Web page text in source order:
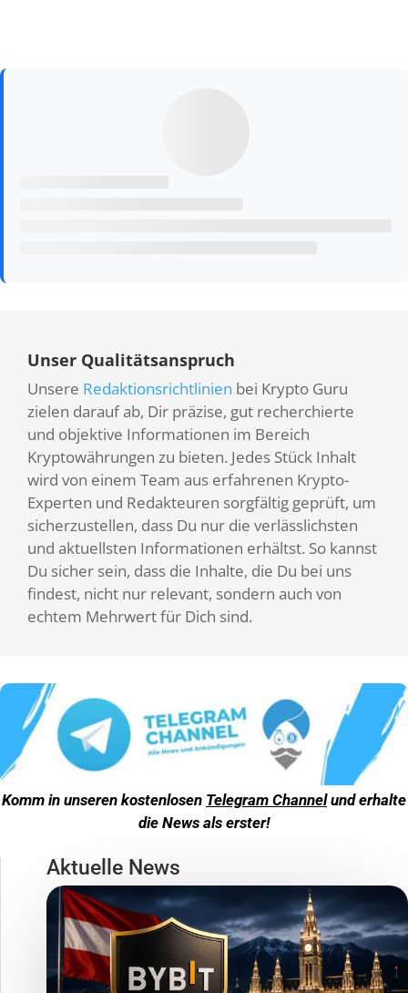
Unser Qualitätsanspruch
Unsere Redaktionsrichtlinien bei Krypto Guru
zielen darauf ab, Dir präzise, gut recherchierte
und objektive Informationen im Bereich
Kryptowährungen zu bieten. Jedes Stück Inhalt
wird von einem Team aus erfahrenen Krypto-
Experten und Redakteuren sorgfältig geprüft, um
sicherzustellen, dass Du nur die verlässlichsten
und aktuellsten Informationen erhältst. So kannst
Du sicher sein, dass die Inhalte, die Du bei uns
findest, nicht nur relevant, sondern auch von
echtem Mehrwert für Dich sind.
Komm in unseren kostenlosen Telegram Channelund erhalte
die News als erster!
Aktuelle News